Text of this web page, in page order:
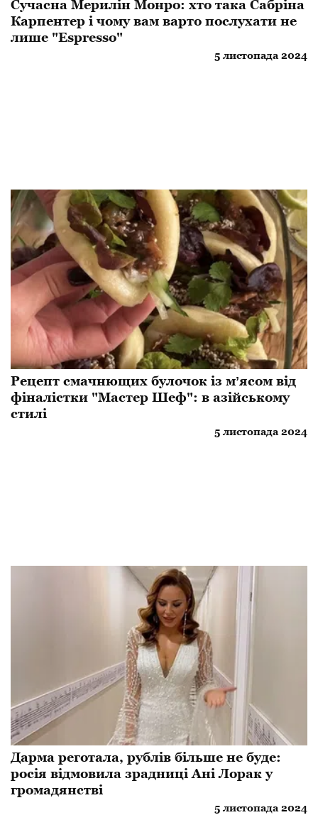
Сучасна Мерилін Монро: хто така Сабріна
Карпентер і чому вам варто послухати не
лише "Espresso"
5 листопада 2024
Рецепт смачнющих булочок із мʼясом від
фіналістки "Мастер Шеф": в азійському
стилі
5 листопада 2024
Дарма реготала, рублів більше не буде:
росія відмовила зрадниці Ані Лорак у
громадянстві
5 листопада 2024